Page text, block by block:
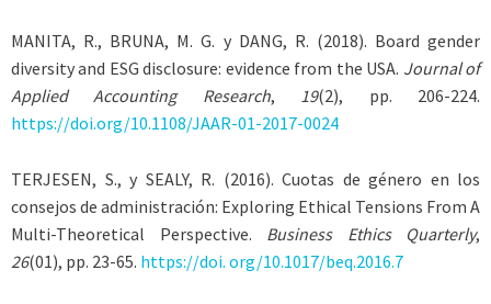
MANITA, R., BRUNA, M. G. y DANG, R. (2018). Board gender
diversity and ESG disclosure: evidence from the USA. Journal of
Applied Accounting Research, 19(2), pp. 206-224.
https://doi.org/10.1108/JAAR-01-2017-0024
TERJESEN, S., y SEALY, R. (2016). Cuotas de género en los
consejos de administración: Exploring Ethical Tensions From A
Multi-Theoretical Perspective. Business Ethics Quarterly,
26(01), pp. 23-65. https://doi. org/10.1017/beq.2016.7